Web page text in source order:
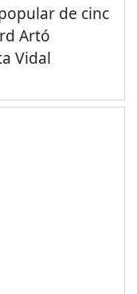
de cinc
Artó
Vidal